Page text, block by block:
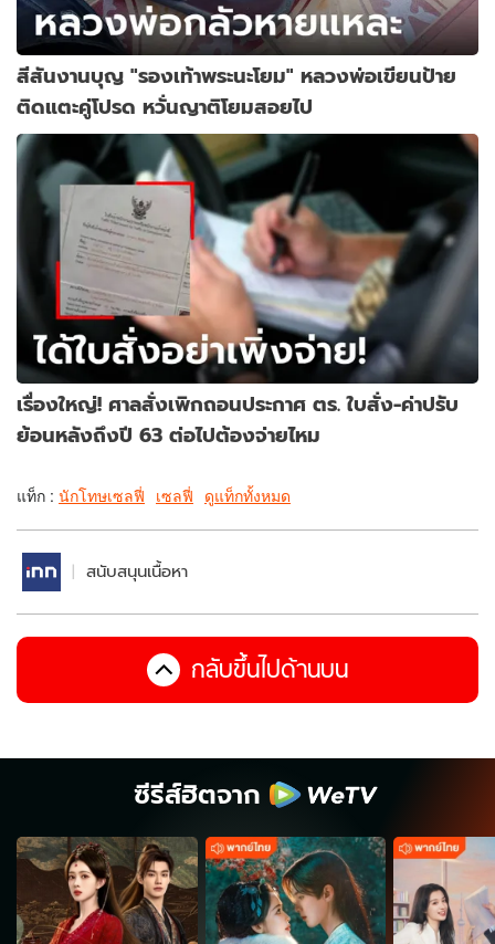
สีสันงานบุญ "รองเท้าพระนะโยม" หลวงพ่อเขียนป้าย
ติดแตะคู่โปรด หวั่นญาติโยมสอยไป
เรื่องใหญ่! ศาลสั่งเพิกถอนประกาศ ตร. ใบสั่ง-ค่าปรับ
ย้อนหลังถึงปี 63 ต่อไปต้องจ่ายไหม
แท็ก : นักโทษเซลฟี่ เซลฟี่ ดูแท็กทั้งหมด
สนับสนุนเนื้อหา
กลับขึ้นไปด้านบน
ซีรีส์ฮิตจาก